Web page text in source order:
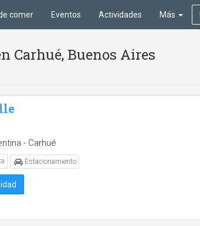
comer Eventos Actividades Más
Carhué, Buenos Aires
- Carhué
Estacionamiento